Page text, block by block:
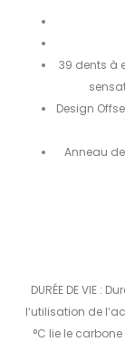
39 dents à
Design
Anneau
DURÉE DE VIE :
l‘utilisation de
°C lie le